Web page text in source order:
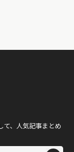
て、人気記事まとめ